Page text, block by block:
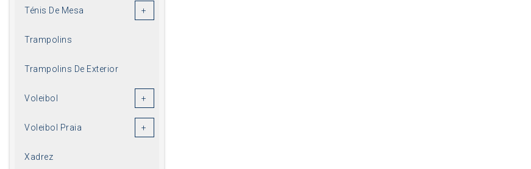
Ténis De Mesa
Trampolins
Trampolins De Exterior
Voleibol
Voleibol Praia
Xadrez